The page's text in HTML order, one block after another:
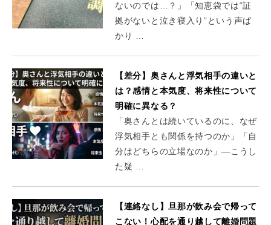
ないのでは…？」「知恵袋では“証
拠がないと泣き寝入り”という声ば
かり …
【差分】奥さんと浮気相手の違いと
は？感情と本気度、将来性について
明確に異なる？
「奥さんとは続いているのに、なぜ
浮気相手とも関係を持つのか」「自
分はどちらの立場なのか」―こうし
た疑 …
【連絡なし】旦那が飲み会で帰って
こない！心配を通り越して離婚問題